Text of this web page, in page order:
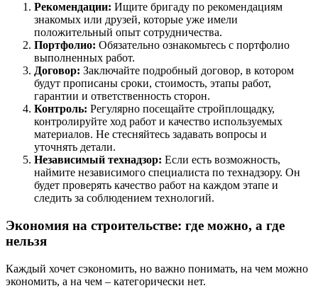
Рекомендации: Ищите бригаду по рекомендациям
знакомых или друзей, которые уже имели
положительный опыт сотрудничества.
Портфолио: Обязательно ознакомьтесь с портфолио
выполненных работ.
Договор: Заключайте подробный договор, в котором
будут прописаны сроки, стоимость, этапы работ,
гарантии и ответственность сторон.
Контроль: Регулярно посещайте стройплощадку,
контролируйте ход работ и качество используемых
материалов. Не стесняйтесь задавать вопросы и
уточнять детали.
Независимый технадзор: Если есть возможность,
наймите независимого специалиста по технадзору. Он
будет проверять качество работ на каждом этапе и
следить за соблюдением технологий.
Экономия на строительстве: где можно, а где
нельзя
Каждый хочет сэкономить, но важно понимать, на чем можно
экономить, а на чем – категорически нет.